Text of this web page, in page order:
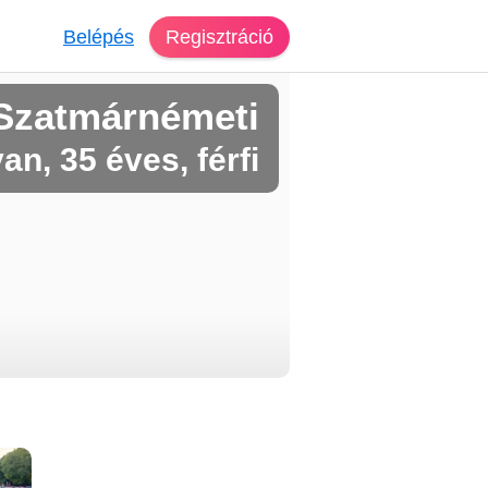
Belépés Regisztráció
35 éves, férfi